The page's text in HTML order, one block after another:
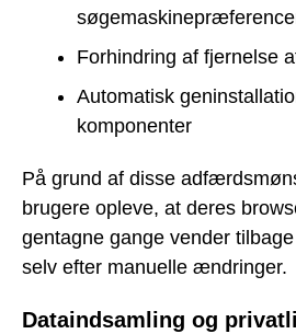
Forhindring af fjernelse
Automatisk
komponenter
På grund af disse
brugere opleve, at deres
gentagne gange vender
selv efter manuelle ændringer.
Dataindsamling og